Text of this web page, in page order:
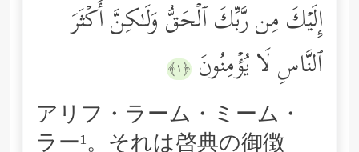
إِلَیۡكَ مِن رَّبِّكَ ٱلۡحَقُّ وَلَـٰكِنَّ أَكۡثَرَ
ٱلنَّاسِ لَا یُؤۡمِنُونَ ﴿١﴾
アリフ・ラーム・ミーム・